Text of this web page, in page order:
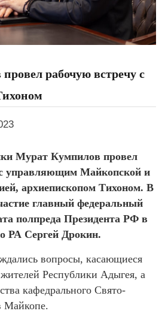
рабочую встречу с
Мурат Кумпилов провел
управляющим Майкопской и
архиепископом Тихоном. В
главный федеральный
полпреда Президента РФ в
Сергей Дрокин.
вопросы, касающиеся
Республики Адыгея, а
кафедрального Свято-
Майкопе.